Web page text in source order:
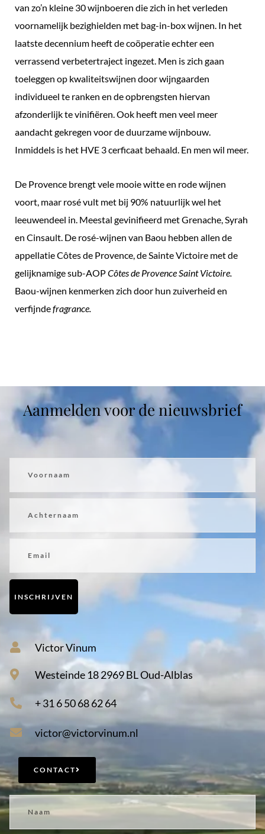
Frankrijk
aantal
van zo’n kleine 30 wijnboeren die zich in het verleden
voornamelijk bezighielden met bag-in-box wijnen. In het
laatste decennium heeft de coöperatie echter een
verrassend verbetertraject ingezet. Men is zich gaan
toeleggen op kwaliteitswijnen door wijngaarden
individueel te ranken en de opbrengsten hiervan
afzonderlijk te vinifiëren. Ook heeft men veel meer
aandacht gekregen voor de duurzame wijnbouw.
Inmiddels is het HVE 3 cerficaat behaald. En men wil meer.
De Provence brengt vele mooie witte en rode wijnen
voort, maar rosé vult met bij 90% natuurlijk wel het
leeuwendeel in. Meestal gevinifieerd met Grenache, Syrah
en Cinsault. De rosé-wijnen van Baou hebben allen de
appellatie Côtes de Provence, de Sainte Victoire met de
gelijknamige sub-AOPCôtes de Provence Saint Victoire.
Baou-wijnen kenmerken zich door hun zuiverheid en
verfijndefragrance.
Aanmelden voor de nieuwsbrief
INSCHRIJVEN
Victor Vinum
Westeinde 18 2969 BL Oud-Alblas
+ 31 6 50 68 62 64
victor@victorvinum.nl
CONTACT